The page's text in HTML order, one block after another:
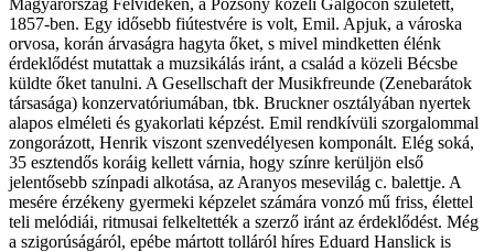
Magyarország Felvidékén, a Pozsony közeli Galgócon született,
1857-ben. Egy idősebb fiútestvére is volt, Emil. Apjuk, a városka
orvosa, korán árvaságra hagyta őket, s mivel mindketten élénk
érdeklődést mutattak a muzsikálás iránt, a család a közeli Bécsbe
küldte őket tanulni. A Gesellschaft der Musikfreunde (Zenebarátok
társasága) konzervatóriumában, tbk. Bruckner osztályában nyertek
alapos elméleti és gyakorlati képzést. Emil rendkívüli szorgalommal
zongorázott, Henrik viszont szenvedélyesen komponált. Elég soká,
35 esztendős koráig kellett várnia, hogy színre kerüljön első
jelentősebb színpadi alkotása, az Aranyos mesevilág c. balettje. A
mesére érzékeny gyermeki képzelet számára vonzó mű friss, élettel
teli melódiái, ritmusai felkeltették a szerző iránt az érdeklődést. Még
a szigorúságáról, epébe mártott tolláról híres Eduard Hanslick is